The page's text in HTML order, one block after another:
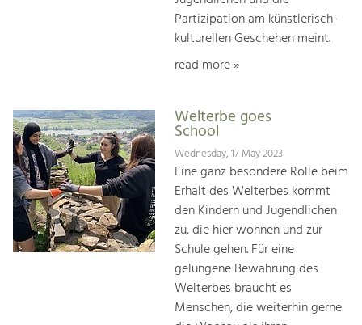
Partizipation am künstlerisch-
kulturellen Geschehen meint.
read more »
Welterbe goes
School
Wednesday, 17 May 2023
Eine ganz besondere Rolle beim
Erhalt des Welterbes kommt
den Kindern und Jugendlichen
zu, die hier woh­nen und zur
Schule gehen. Für eine
gelungene Bewah­rung des
Welterbes braucht es
Menschen, die weiterhin gerne